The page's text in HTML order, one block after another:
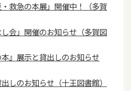
・救急の本展」開催中！（多賀
し会」開催のお知らせ（多賀図
本』展示と貸出しのお知らせ
しのお知らせ（十王図書館）